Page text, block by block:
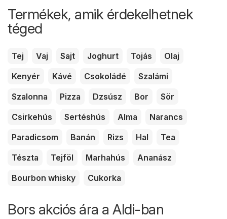
Termékek, amik érdekelhetnek
téged
Tej Vaj Sajt Joghurt Tojás
Olaj
Kenyér
Kávé Csokoládé
Szalámi
Szalonna
Pizza Dzsúsz Bor
Sör
Csirkehús
Sertéshús Alma
Narancs
Paradicsom
Banán Rizs Hal
Tea
Tészta
Tejföl Marhahús
Ananász
Bourbon whisky
Cukorka
Bors akciós ára a Aldi-ban